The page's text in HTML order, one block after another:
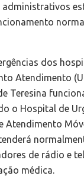
dos
Atendimento
Teresina
o Hospital de
Atendimento
de rádio e
médica.